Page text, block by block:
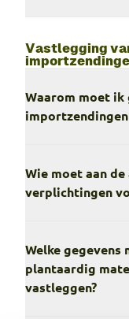
Vastlegging
Waarom moet ik
Wie moet aan
verplichtingen
Welke
plantaardig
vastleggen?